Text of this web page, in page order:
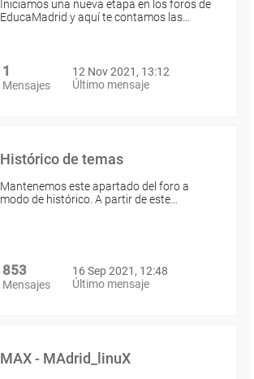
Iniciamos una nueva etapa en los foros de
EducaMadrid y aquí te contamos las…
1
Mensajes
12 Nov 2021, 13:12
Último mensaje
Histórico de temas
Mantenemos este apartado del foro a
modo de histórico. A partir de este…
853
Mensajes
16 Sep 2021, 12:48
Último mensaje
MAX - MAdrid_linuX